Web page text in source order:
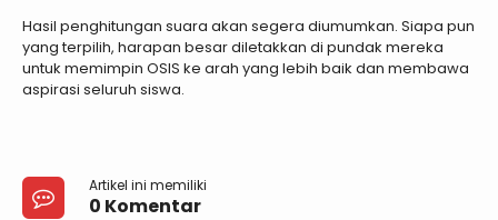
​Hasil penghitungan suara akan segera diumumkan. Siapa pun
yang terpilih, harapan besar diletakkan di pundak mereka
untuk memimpin OSIS ke arah yang lebih baik dan membawa
aspirasi seluruh siswa.
Artikel ini memiliki
0 Komentar